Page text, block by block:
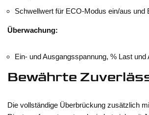
Schwellwert für ECO-Modus ein/aus und
Überwachung:
Ein- und Ausgangsspannung, % Last und
Bewährte
Die vollständige Überbrückung zusätzlich